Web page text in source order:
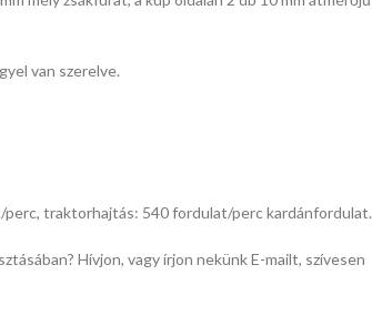
van szerelve.
traktorhajtás: 540 fordulat/perc kardánfordulat.
Hívjon, vagy írjon nekünk E-mailt, szívesen